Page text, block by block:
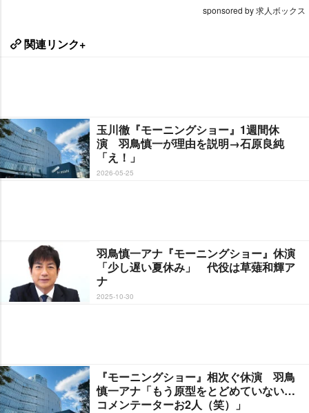
sponsored by 求人ボックス
関連リンク+
玉川徹『モーニングショー』1週間休
演 羽鳥慎一が理由を説明→石原良純
「え！」
2026-05-25
羽鳥慎一アナ『モーニングショー』休演
「少し遅い夏休み」 代役は草薙和輝ア
ナ
2025-10-30
『モーニングショー』相次ぐ休演 羽鳥
慎一アナ「もう原型をとどめていない…
コメンテーターお2人（笑）」